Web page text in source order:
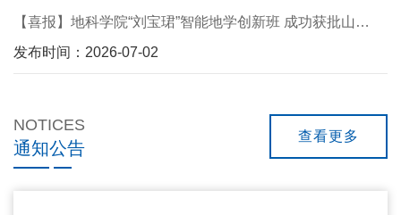
【喜报】地科学院“刘宝珺”智能地学创新班 成功获批山…
发布时间：2026-07-02
NOTICES
通知公告
查看更多